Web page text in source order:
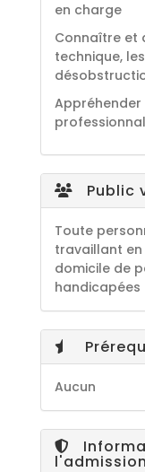
en charge
Connaître et
technique,
Appréhender
Public
Toute
travaillant
domicile de
handicapées
Aucun
l'admission